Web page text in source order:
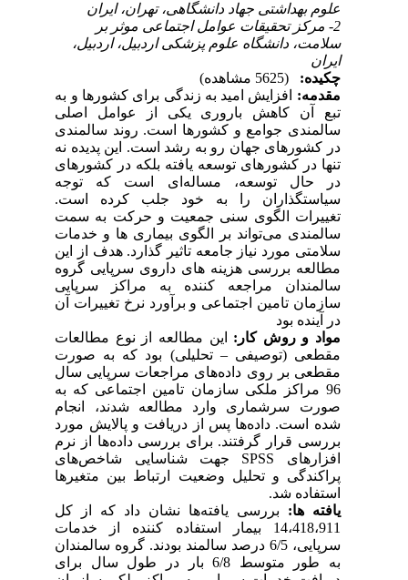
علوم بهداشتی جهاد دانشگاهی، تهران، ایران
2- مرکز تحقیقات عوامل اجتماعی موثر بر
سلامت، دانشگاه علوم پزشکی اردبیل، اردبیل،
ایران
چکیده:
مقدمه: افزایش امید به زندگی برای کشورها و به
تبع آن کاهش باروری یکی از عوامل اصلی
سالمندی جوامع و کشورها است. روند سالمندی
در کشورهای جهان رو به رشد است. این پدیده نه
تنها در کشورهای توسعه یافته بلکه در کشورهای
در حال توسعه، مساله‌ای است که توجه
سیاستگذاران را به خود جلب کرده است.
تغییرات الگوی سنی جمعیت و حرکت به سمت
سالمندی می‌تواند بر الگوی بیماری ها و خدمات
سلامتی مورد نیاز جامعه تاثیر گذارد. هدف از این
مطالعه بررسی هزینه های داروی سرپایی گروه
سالمندان مراجعه کننده به مراکز سرپایی
سازمان تامین اجتماعی و برآورد نرخ تغییرات آن
در آینده بود
مواد و روش کار: این مطالعه از نوع مطالعات
مقطعی (توصیفی – تحلیلی) بود که به صورت
مقطعی بر روی داده‌های مراجعات سرپایی سال
96 مراکز ملکی سازمان تامین اجتماعی که به
صورت سرشماری وارد مطالعه شدند، انجام
شده است. داده‌ها پس از دریافت و پالایش مورد
بررسی قرار گرفتند. برای بررسی داده‌ها از نرم
افزارهای
SPSS
جهت شناسایی شاخص‌های
پراکندگی و تحلیل وضعیت ارتباط بین متغیرها
استفاده شد.
یافته ها: بررسی یافته‌‌ها نشان داد کهاز کل
14،418،911 بیمار استفاده کننده از خدمات
سرپایی، 6/5 درصد سالمند بودند.
گروه سالمندان
به طور متوسط 6/8 بار در طول سال برای